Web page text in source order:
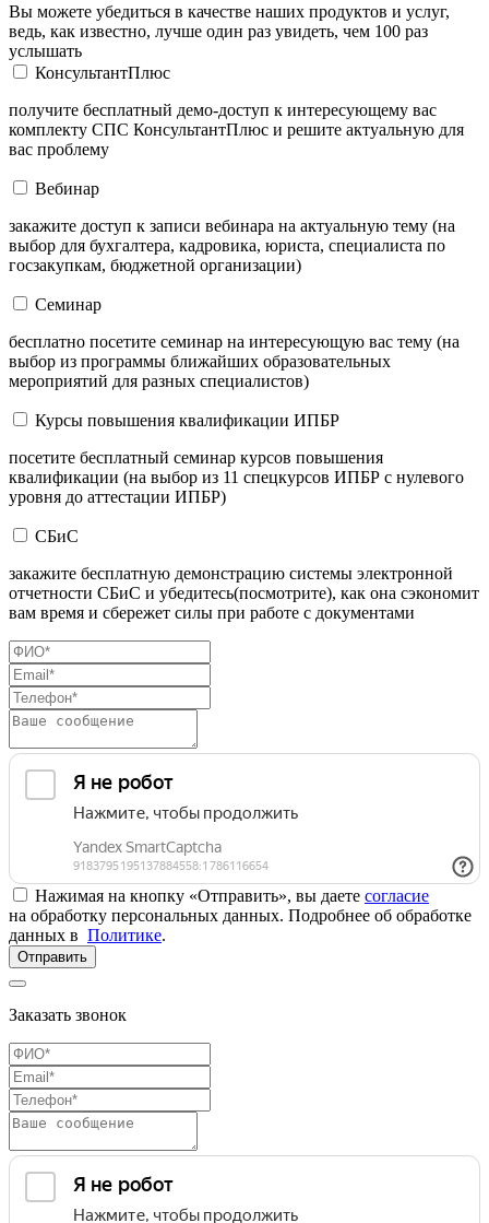
Вы можете убедиться в качестве наших продуктов и услуг,
ведь, как известно, лучше один раз увидеть, чем 100 раз
услышать
КонсультантПлюс
получите бесплатный демо-доступ к интересующему вас
комплекту СПС КонсультантПлюс и решите актуальную для
вас проблему
Вебинар
закажите доступ к записи вебинара на актуальную тему (на
выбор для бухгалтера, кадровика, юриста, специалиста по
госзакупкам, бюджетной организации)
Семинар
бесплатно посетите семинар на интересующую вас тему (на
выбор из программы ближайших образовательных
мероприятий для разных специалистов)
Курсы повышения квалификации ИПБР
посетите бесплатный семинар курсов повышения
квалификации (на выбор из 11 спецкурсов ИПБР с нулевого
уровня до аттестации ИПБР)
СБиС
закажите бесплатную демонстрацию системы электронной
отчетности СБиС и убедитесь(посмотрите), как она сэкономит
вам время и сбережет силы при работе с документами
Нажимая на кнопку «Отправить», вы даете согласие
на обработку персональных данных. Подробнее об обработке
данных в Политике.
Отправить
Заказать звонок